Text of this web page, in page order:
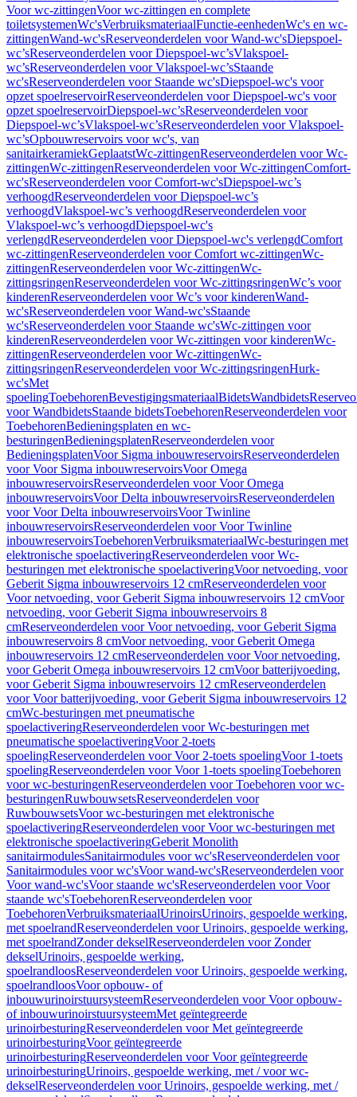
Voor wc-zittingenVoor wc-zittingen en complete
toiletsystemenWc'sVerbruiksmateriaalFunctie-eenhedenWc's en wc-
zittingenWand-wc'sReserveonderdelen voor Wand-wc'sDiepspoel-
wc’sReserveonderdelen voor Diepspoel-wc’sVlakspoel-
wc’sReserveonderdelen voor Vlakspoel-wc’sStaande
wc'sReserveonderdelen voor Staande wc'sDiepspoel-wc's voor
opzet spoelreservoirReserveonderdelen voor Diepspoel-wc's voor
opzet spoelreservoirDiepspoel-wc’sReserveonderdelen voor
Diepspoel-wc’sVlakspoel-wc’sReserveonderdelen voor Vlakspoel-
wc’sOpbouwreservoirs voor wc's, van
sanitairkeramiekGeplaatstWc-zittingenReserveonderdelen voor Wc-
zittingenWc-zittingenReserveonderdelen voor Wc-zittingenComfort-
wc'sReserveonderdelen voor Comfort-wc'sDiepspoel-wc’s
verhoogdReserveonderdelen voor Diepspoel-wc’s
verhoogdVlakspoel-wc’s verhoogdReserveonderdelen voor
Vlakspoel-wc’s verhoogdDiepspoel-wc's
verlengdReserveonderdelen voor Diepspoel-wc's verlengdComfort
wc-zittingenReserveonderdelen voor Comfort wc-zittingenWc-
zittingenReserveonderdelen voor Wc-zittingenWc-
zittingsringenReserveonderdelen voor Wc-zittingsringenWc’s voor
kinderenReserveonderdelen voor Wc’s voor kinderenWand-
wc'sReserveonderdelen voor Wand-wc'sStaande
wc'sReserveonderdelen voor Staande wc'sWc-zittingen voor
kinderenReserveonderdelen voor Wc-zittingen voor kinderenWc-
zittingenReserveonderdelen voor Wc-zittingenWc-
zittingsringenReserveonderdelen voor Wc-zittingsringenHurk-
wc'sMet
spoelingToebehorenBevestigingsmateriaalBidetsWandbidets
voor WandbidetsStaande bidetsToebehorenReserveonderdelen voor
ToebehorenBedieningsplaten en wc-
besturingenBedieningsplatenReserveonderdelen voor
BedieningsplatenVoor Sigma inbouwreservoirsReserveonderdelen
voor Voor Sigma inbouwreservoirsVoor Omega
inbouwreservoirsReserveonderdelen voor Voor Omega
inbouwreservoirsVoor Delta inbouwreservoirsReserveonderdelen
voor Voor Delta inbouwreservoirsVoor Twinline
inbouwreservoirsReserveonderdelen voor Voor Twinline
inbouwreservoirsToebehorenVerbruiksmateriaalWc-besturingen met
elektronische spoelactiveringReserveonderdelen voor Wc-
besturingen met elektronische spoelactiveringVoor netvoeding, voor
Geberit Sigma inbouwreservoirs 12 cmReserveonderdelen voor
Voor netvoeding, voor Geberit Sigma inbouwreservoirs 12 cmVoor
netvoeding, voor Geberit Sigma inbouwreservoirs 8
cmReserveonderdelen voor Voor netvoeding, voor Geberit Sigma
inbouwreservoirs 8 cmVoor netvoeding, voor Geberit Omega
inbouwreservoirs 12 cmReserveonderdelen voor Voor netvoeding,
voor Geberit Omega inbouwreservoirs 12 cmVoor batterijvoeding,
voor Geberit Sigma inbouwreservoirs 12 cmReserveonderdelen
voor Voor batterijvoeding, voor Geberit Sigma inbouwreservoirs 12
cmWc-besturingen met pneumatische
spoelactiveringReserveonderdelen voor Wc-besturingen met
pneumatische spoelactiveringVoor 2-toets
spoelingReserveonderdelen voor Voor 2-toets spoelingVoor 1-toets
spoelingReserveonderdelen voor Voor 1-toets spoelingToebehoren
voor wc-besturingenReserveonderdelen voor Toebehoren voor wc-
besturingenRuwbouwsetsReserveonderdelen voor
RuwbouwsetsVoor wc-besturingen met elektronische
spoelactiveringReserveonderdelen voor Voor wc-besturingen met
elektronische spoelactiveringGeberit Monolith
sanitairmodulesSanitairmodules voor wc'sReserveonderdelen voor
Sanitairmodules voor wc'sVoor wand-wc'sReserveonderdelen voor
Voor wand-wc'sVoor staande wc'sReserveonderdelen voor Voor
staande wc'sToebehorenReserveonderdelen voor
ToebehorenVerbruiksmateriaalUrinoirsUrinoirs, gespoelde werking,
met spoelrandReserveonderdelen voor Urinoirs, gespoelde werking,
met spoelrandZonder dekselReserveonderdelen voor Zonder
dekselUrinoirs, gespoelde werking,
spoelrandloosReserveonderdelen voor Urinoirs, gespoelde werking,
spoelrandloosVoor opbouw- of
inbouwurinoirstuursysteemReserveonderdelen voor Voor opbouw-
of inbouwurinoirstuursysteemMet geïntegreerde
urinoirbesturingReserveonderdelen voor Met geïntegreerde
urinoirbesturingVoor geïntegreerde
urinoirbesturingReserveonderdelen voor Voor geïntegreerde
urinoirbesturingUrinoirs, gespoelde werking, met / voor wc-
dekselReserveonderdelen voor Urinoirs, gespoelde werking, met /